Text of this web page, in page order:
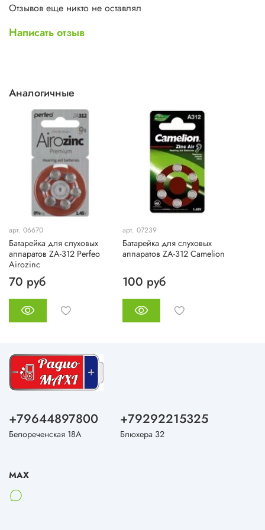
Типоразмер 312
Технология воздушно-цинковая
Емкость 130 мА·ч
Рабочее напряжение 1.45 В
Отзывов еще никто не оставлял
Написать отзыв
Аналогичные
арт. 06670
Батарейка для слуховых
аппаратов ZA-312 Perfeo
Airozinc
70 руб
арт. 07239
Батарейка для слуховых
аппаратов ZA-312 Camelion
100 руб
+79644897800
Белореченская 18А
+79292215325
Блюхера 32
MAX